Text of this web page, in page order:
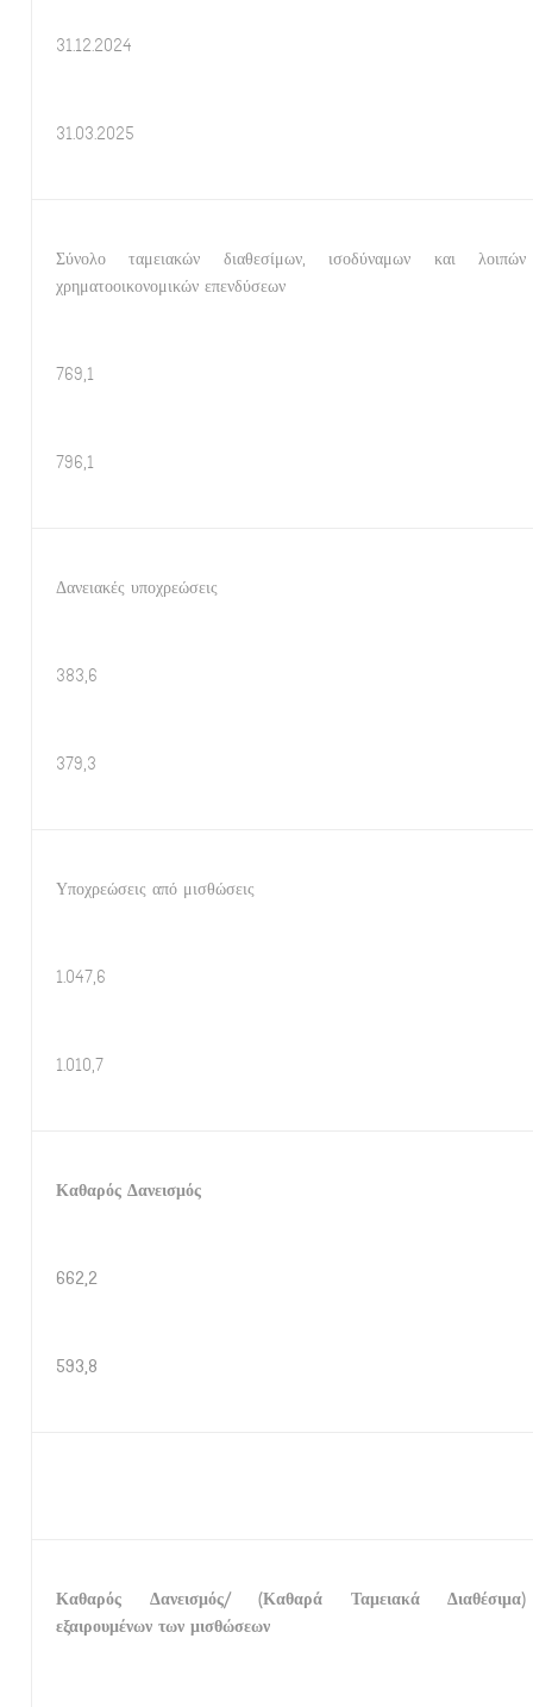
31.12.2024
31.03.2025
Σύνολο ταμειακών διαθεσίμων, ισοδύναμων και λοιπών
χρηματοοικονομικών επενδύσεων
769,1
796,1
Δανειακές υποχρεώσεις
383,6
379,3
Υποχρεώσεις από μισθώσεις
1.047,6
1.010,7
Καθαρός Δανεισμός
662,2
593,8
Καθαρός Δανεισμός/ (Καθαρά Ταμειακά Διαθέσιμα)
εξαιρουμένων των μισθώσεων